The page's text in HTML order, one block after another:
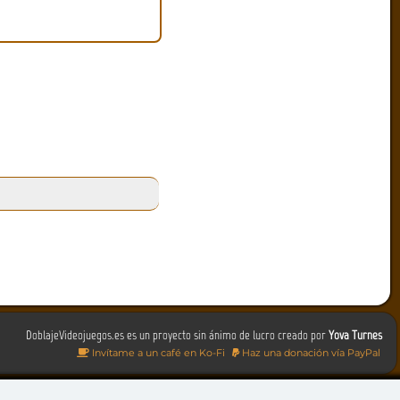
DoblajeVideojuegos.es es un proyecto sin ánimo de lucro creado porYova Turnes
Invítame a un café en Ko-Fi Haz una donación vía PayPal